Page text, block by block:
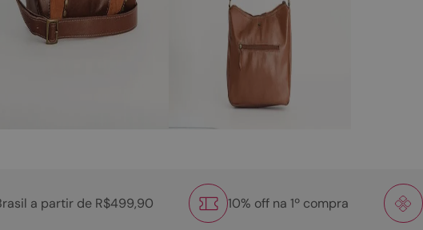
a partir de R$499,90 10% off na 1º compra